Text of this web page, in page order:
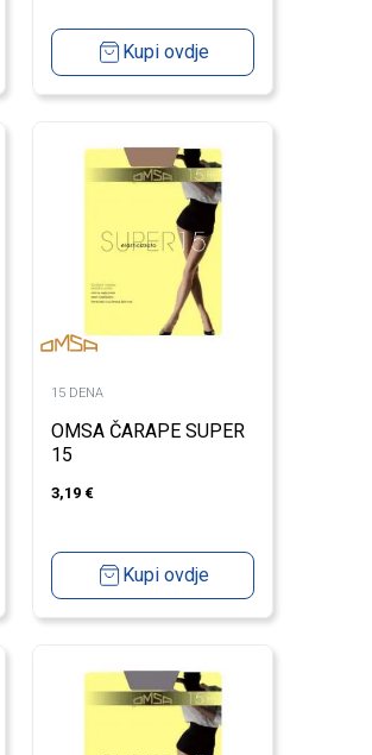
Kupi ovdje
15 DENA
OMSA ČARAPE SUPER
15
3,19 €
Kupi ovdje